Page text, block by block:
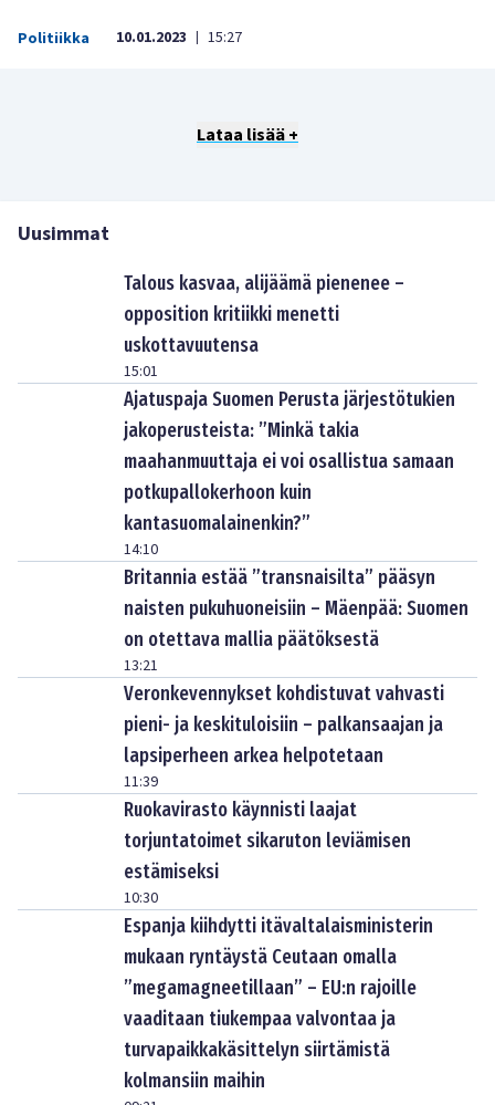
Politiikka 10.01.2023 | 15:27
Lataa lisää +
Uusimmat
Talous kasvaa, alijäämä pienenee –
opposition kritiikki menetti
uskottavuutensa
15:01
Ajatuspaja Suomen Perusta järjestötukien
jakoperusteista: ”Minkä takia
maahanmuuttaja ei voi osallistua samaan
potkupallokerhoon kuin
kantasuomalainenkin?”
14:10
Britannia estää ”transnaisilta” pääsyn
naisten pukuhuoneisiin – Mäenpää: Suomen
on otettava mallia päätöksestä
13:21
Veronkevennykset kohdistuvat vahvasti
pieni- ja keskituloisiin – palkansaajan ja
lapsiperheen arkea helpotetaan
11:39
Ruokavirasto käynnisti laajat
torjuntatoimet sikaruton leviämisen
estämiseksi
10:30
Espanja kiihdytti itävaltalaisministerin
mukaan ryntäystä Ceutaan omalla
”megamagneetillaan” – EU:n rajoille
vaaditaan tiukempaa valvontaa ja
turvapaikkakäsittelyn siirtämistä
kolmansiin maihin